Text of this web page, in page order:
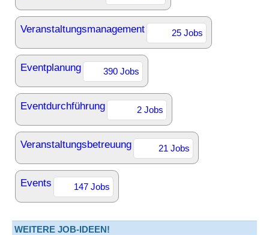
Veranstaltungsmanagement 25 Jobs
Eventplanung 390 Jobs
Eventdurchführung 2 Jobs
Veranstaltungsbetreuung 21 Jobs
Events 147 Jobs
WEITERE JOB-IDEEN!